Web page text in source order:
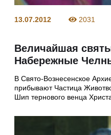
13.07.2012 2031
Величайшая
Набережные
В Свято-Вознесенское
прибывают Частица
Шип тернового венца